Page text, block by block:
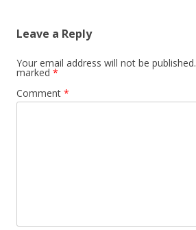
Leave a Reply
Your email address will not be published.
marked *
Comment *